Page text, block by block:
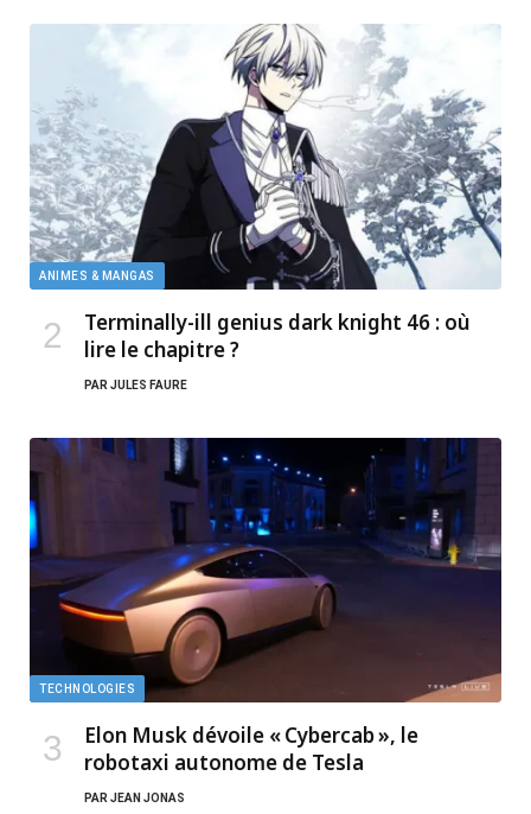
ANIMES & MANGAS
Terminally-ill genius dark knight 46 : où
lire le chapitre ?
PAR JULES FAURE
TECHNOLOGIES
Elon Musk dévoile « Cybercab », le
robotaxi autonome de Tesla
PARJEAN JONAS